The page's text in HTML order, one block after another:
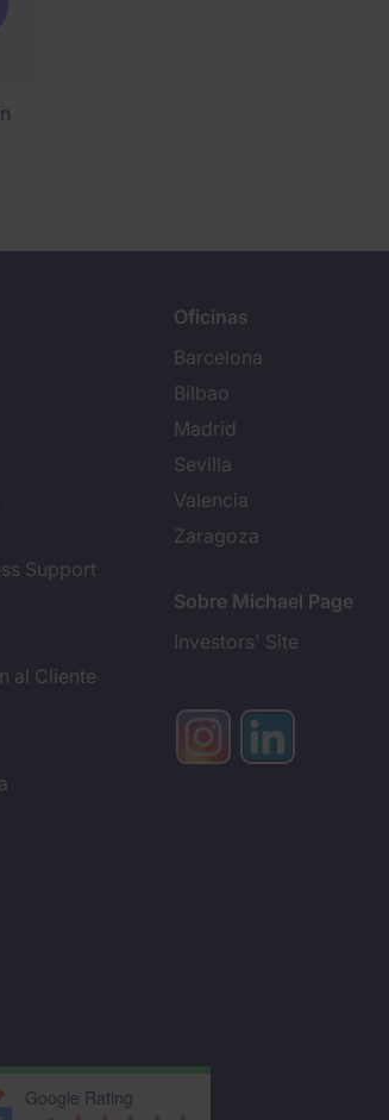
Support
al Cliente
Oficinas
Barcelona
Bilbao
Madrid
Sevilla
Valencia
Zaragoza
Sobre Michael Page
Investors' Site
Google Rating